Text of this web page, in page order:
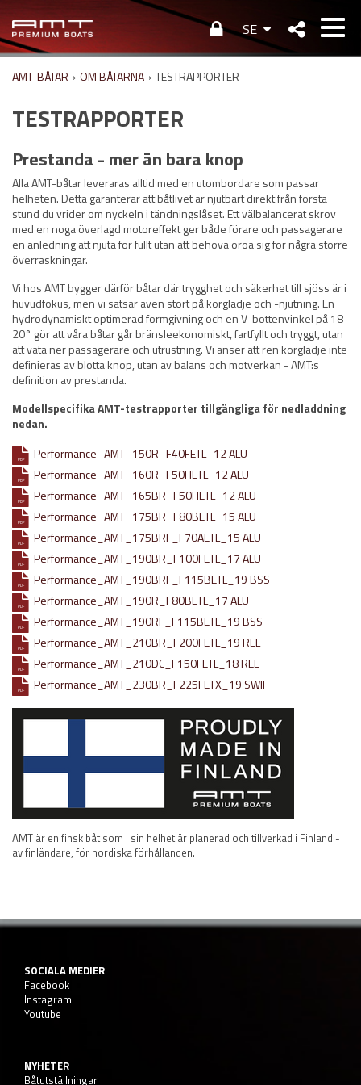
SE
AMT-BÅTAR › OM BÅTARNA › TESTRAPPORTER
TESTRAPPORTER
Prestanda - mer än bara knop
Alla AMT-båtar leveraras alltid med en utombordare som passar
helheten. Detta garanterar att båtlivet är njutbart direkt från första
stund du vrider om nyckeln i tändningslåset. Ett välbalancerat skrov
med en noga överlagd motoreffekt ger både förare och passagerare
en anledning att njuta för fullt utan att behöva oroa sig för några större
överraskningar.
Vi hos AMT bygger därför båtar där trygghet och säkerhet till sjöss är i
huvudfokus, men vi satsar även stort på körglädje och -njutning. En
hydrodynamiskt optimerad formgivning och en V-bottenvinkel på 18-
20° gör att våra båtar går bränsleekonomiskt, fartfyllt och tryggt, utan
att väta ner passagerare och utrustning. Vi anser att ren körglädje inte
definieras av blotta knop, utan av balans och motverkan - AMT:s
definition av prestanda.
Modellspecifika AMT-testrapporter tillgängliga för nedladdning
nedan.
PDF Performance_AMT_150R_F40FETL_12 ALU
PDF Performance_AMT_160R_F50HETL_12 ALU
PDF Performance_AMT_165BR_F50HETL_12 ALU
PDF Performance_AMT_175BR_F80BETL_15 ALU
PDF Performance_AMT_175BRF_F70AETL_15 ALU
PDF Performance_AMT_190BR_F100FETL_17 ALU
PDF Performance_AMT_190BRF_F115BETL_19 BSS
PDF Performance_AMT_190R_F80BETL_17 ALU
PDF Performance_AMT_190RF_F115BETL_19 BSS
PDF Performance_AMT_210BR_F200FETL_19 REL
PDF Performance_AMT_210DC_F150FETL_18 REL
PDF Performance_AMT_230BR_F225FETX_19 SWII
AMT är en finsk båt som i sin helhet är planerad och tillverkad i Finland -
av finländare, för nordiska förhållanden.
SOCIALA MEDIER
Facebook
Instagram
Youtube
NYHETER
Båtutställningar